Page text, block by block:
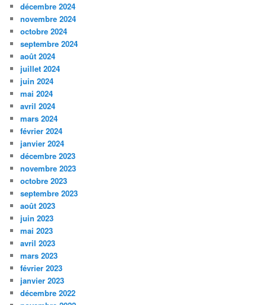
décembre 2024
novembre 2024
octobre 2024
septembre 2024
août 2024
juillet 2024
juin 2024
mai 2024
avril 2024
mars 2024
février 2024
janvier 2024
décembre 2023
novembre 2023
octobre 2023
septembre 2023
août 2023
juin 2023
mai 2023
avril 2023
mars 2023
février 2023
janvier 2023
décembre 2022